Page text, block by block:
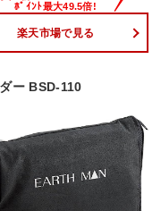
楽天市場で見る
ー BSD-110